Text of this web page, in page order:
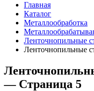
Главная
Каталог
Металлообработка
Ленточнопильные
— Страница 5